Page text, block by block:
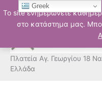
Το site ενημερώνετε
στο κατάστημα μας.
Μετάβαση
στο
περιεχόμενο
Πλατεία Αγ. Γεωργίου 18
Ελλάδα
Greek